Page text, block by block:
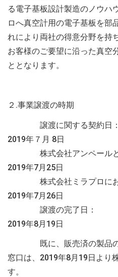
る電子基板設計製造のノウハ
ロへ真空計用の電子基板を部
れにより両社の得意分野を持
お客様のご要望に沿った真空
ととなります。
２.事業譲渡の時期
譲渡に関する契約日：
2019年７月 8日
株式会社アンペールと
2019年7月 25日
株式会社ミラプロにお
2019年7月 26日
譲渡の完了日：
2019年8月 19日
既に、販売済の製品の
窓口は、 2019年8月 19日より
す。